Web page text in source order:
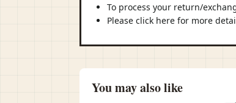
To process your return/
Please click here for more
You may also like